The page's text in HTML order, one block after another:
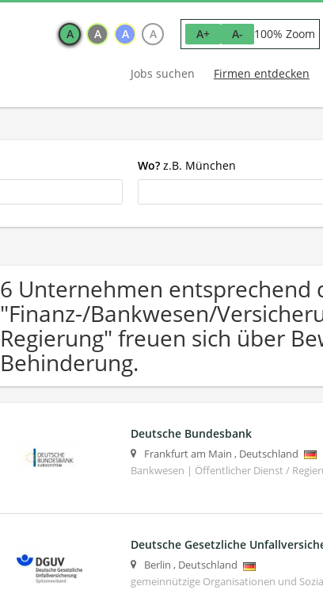
A A A A A+ A- 100% Zoom
Jobs suchen Firmen entdecken
Wo? z.B. München
6 Unternehmen entsprechend
"Finanz-/Bankwesen/
Regierung" freuen sich über
Behinderung.
Deutsche Bundesbank
Frankfurt am Main , Deutschland
Bankwesen | Öffentlicher Dienst /
Deutsche Gesetzliche
Berlin , Deutschland
gemeinnützige Organisationen und